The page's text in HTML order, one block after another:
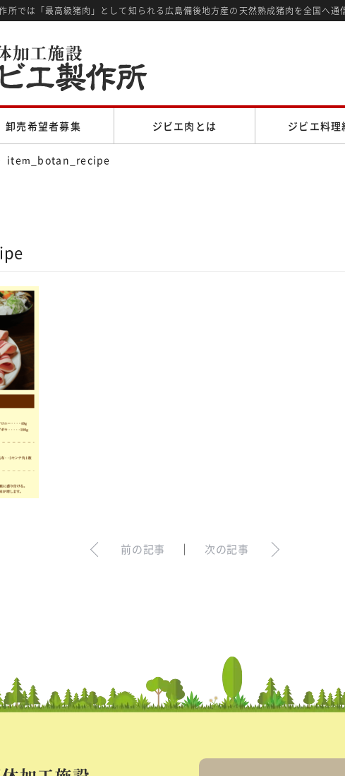
所では「最高級猪肉」として知られる広島備後地方産の天然熟成猪肉を全国へ通
卸売希望者募集 ジビエ肉とは ジビエ料理
item_botan_recipe
前の記事 ｜ 次の記事